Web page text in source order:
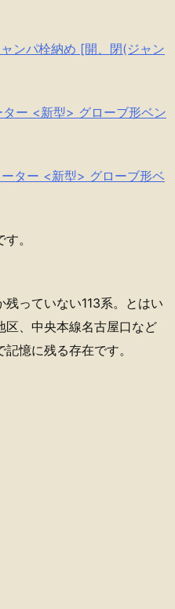
ンパ栓納め [開、閉(ジャン
ー <新型> グローブ形ベン
ター <新型> グローブ形ベ
。
っていない113系。とはい
区、中央本線名古屋口など
憶に残る存在です。